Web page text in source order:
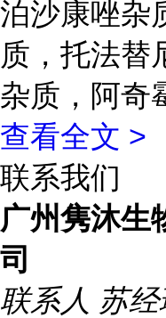
泊沙康唑杂
质，托法替
杂质，阿奇
查看全文 >
联系我们
广州隽沐生
司
联系人 苏